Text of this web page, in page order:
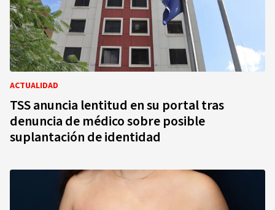
ACTUALIDAD
TSS anuncia lentitud en su portal tras
denuncia de médico sobre posible
suplantación de identidad